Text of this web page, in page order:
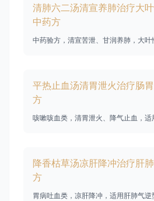
清肺六二汤清宣养肺治疗大
中药方
中药验方，清宣苦泄、甘润养肺，大叶
平热止血汤清胃泄火治疗肠
方
咳嗽咳血类，清胃泄火、降气止血，适
降香枯草汤凉肝降冲治疗肝
方
胃病吐血类，凉肝降冲，适用肝肺气逆